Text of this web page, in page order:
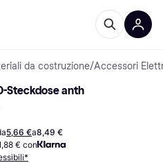
da costruzione/Accessori
Steckdose anth
5,66 €a8,49 €
€ con